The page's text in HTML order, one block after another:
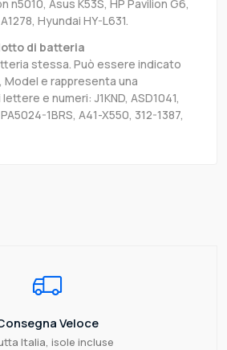
n5010, Asus K53S, HP Pavilion G6,
Hyundai HY-L631.
di batteria
stessa. Può essere indicato
Model e rappresenta una
e numeri: J1KND, ASD1041,
1BRS, A41-X550, 312-1387,
Veloce
Italia, isole incluse